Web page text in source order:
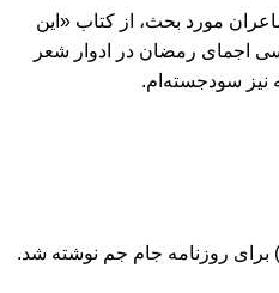
مورد بحث، از کتاب «این
اجماى رمضان در ادوار شعر
نیز سودجسته‏‌ام.